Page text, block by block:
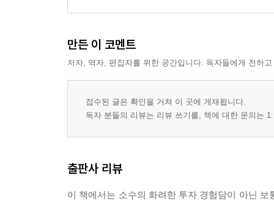
만든 이 코멘트
저자, 역자, 편집자를 위한 공간입니다. 독자들에게 전하
접수된 글은 확인을 거쳐 이 곳에 게재됩니다.
독자 분들의 리뷰는 리뷰 쓰기를, 책에 대한 문의는
출판사 리뷰
이 책에서는 소수의 화려한 투자 경험담이 아닌